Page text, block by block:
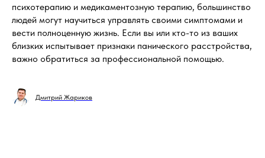
психотерапию и медикаментозную терапию, большинство
людей могут научиться управлять своими симптомами и
вести полноценную жизнь. Если вы или кто-то из ваших
близких испытывает признаки панического расстройства,
важно обратиться за профессиональной помощью.
Дмитрий Жариков